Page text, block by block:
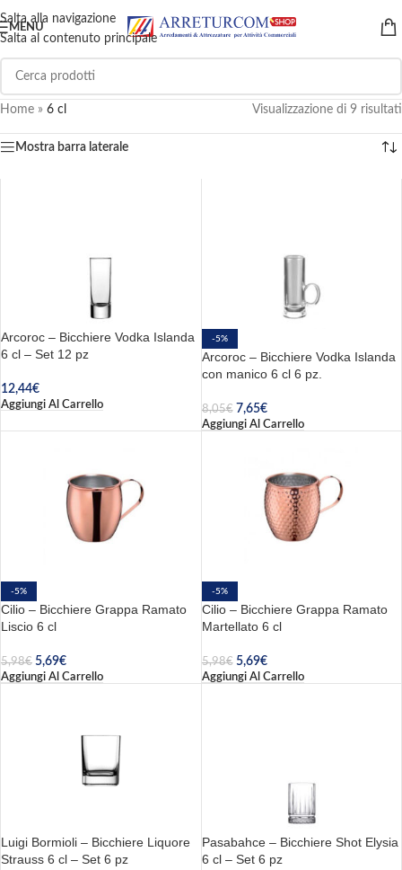
Salta alla navigazione
Salta al contenuto principale
MENU
Home » 6 cl Visualizzazione di 9 risultati
Mostra barra laterale
Arcoroc – Bicchiere Vodka Islanda
6 cl – Set 12 pz
12,44€
Aggiungi Al Carrello
-5%
Arcoroc – Bicchiere Vodka Islanda
con manico 6 cl 6 pz.
8,05€ 7,65€
Aggiungi Al Carrello
-5%
Cilio – Bicchiere Grappa Ramato
Liscio 6 cl
5,98€ 5,69€
Aggiungi Al Carrello
-5%
Cilio – Bicchiere Grappa Ramato
Martellato 6 cl
5,98€ 5,69€
Aggiungi Al Carrello
Luigi Bormioli – Bicchiere Liquore
Strauss 6 cl – Set 6 pz
Pasabahce – Bicchiere Shot Elysia
6 cl – Set 6 pz